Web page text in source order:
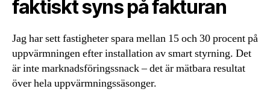
faktiskt syns på fakturan
Jag har sett fastigheter spara mellan 15 och 30 procent på
uppvärmningen efter installation av smart styrning. Det
är inte marknadsföringssnack – det är mätbara resultat
över hela uppvärmningssäsonger.